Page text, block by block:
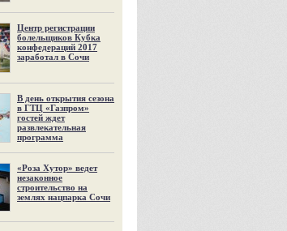
Центр регистрации
болельщиков Кубка
конфедераций 2017
заработал в Сочи
В день открытия сезона
в ГТЦ «Газпром»
гостей ждет
развлекательная
программа
«Роза Хутор» ведет
незаконное
строительство на
землях нацпарка Сочи